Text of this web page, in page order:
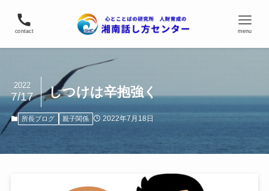
contact menu
しつけは辛抱強く
2022
7/17
所長ブログ 親子関係 2022年7月18日